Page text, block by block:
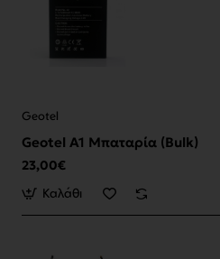
Geotel
Geotel A1 Μπαταρία (Bulk)
23,00€
Καλάθι